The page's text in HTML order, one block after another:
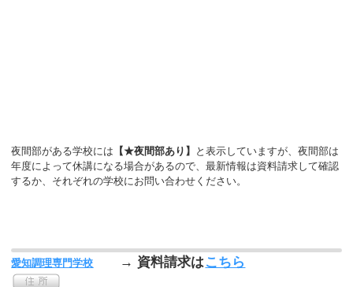
夜間部がある学校には 【★夜間部あり】
と表示していますが、夜間部は
年度によって休講になる場合があるので、最新情報は資料請求して確認
するか、それぞれの学校にお問い合わせください。
愛知調理専門学校 → 資料請求はこちら